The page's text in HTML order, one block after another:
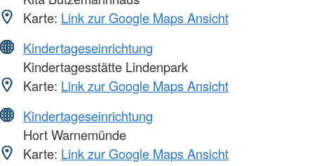
Karte: Link zur Google Maps Ansicht
Kindertageseinrichtung
Kindertagesstätte Lindenpark
Karte: Link zur Google Maps Ansicht
Kindertageseinrichtung
Hort Warnemünde
Karte: Link zur Google Maps Ansicht